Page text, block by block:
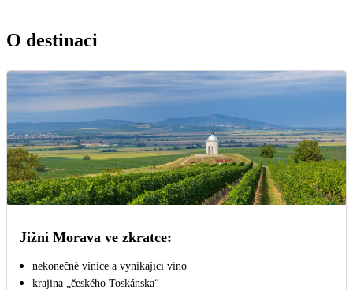
O destinaci
Jižní Morava ve zkratce:
nekonečné vinice a vynikající víno
krajina „českého Toskánska“